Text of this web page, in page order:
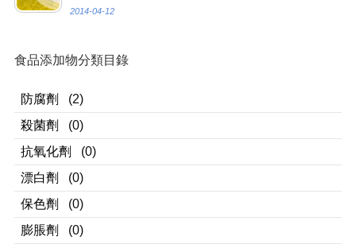
2014-04-12
食品添加物分類目錄
防腐劑
(2)
殺菌劑
(0)
抗氧化劑
(0)
漂白劑
(0)
保色劑
(0)
膨脹劑
(0)